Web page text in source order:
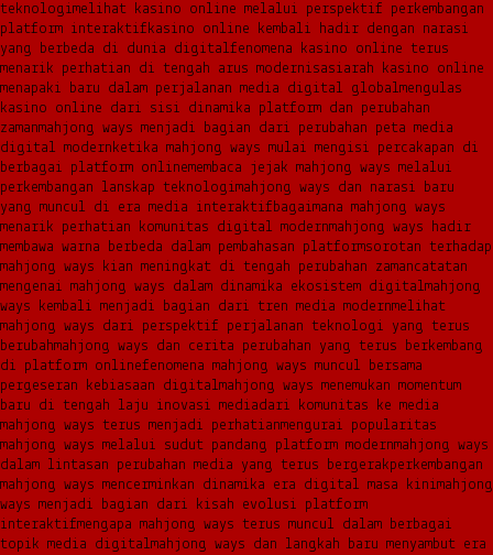
teknologimelihat kasino online melalui perspektif perkembangan
platform interaktifkasino online kembali hadir dengan narasi
yang berbeda di dunia digitalfenomena kasino online terus
menarik perhatian di tengah arus modernisasiarah kasino online
menapaki baru dalam perjalanan media digital globalmengulas
kasino online dari sisi dinamika platform dan perubahan
zamanmahjong ways menjadi bagian dari perubahan peta media
digital modernketika mahjong ways mulai mengisi percakapan di
berbagai platform onlinemembaca jejak mahjong ways melalui
perkembangan lanskap teknologimahjong ways dan narasi baru
yang muncul di era media interaktifbagaimana mahjong ways
menarik perhatian komunitas digital modernmahjong ways hadir
membawa warna berbeda dalam pembahasan platformsorotan terhadap
mahjong ways kian meningkat di tengah perubahan zamancatatan
mengenai mahjong ways dalam dinamika ekosistem digitalmahjong
ways kembali menjadi bagian dari tren media modernmelihat
mahjong ways dari perspektif perjalanan teknologi yang terus
berubahmahjong ways dan cerita perubahan yang terus berkembang
di platform onlinefenomena mahjong ways muncul bersama
pergeseran kebiasaan digitalmahjong ways menemukan momentum
baru di tengah laju inovasi mediadari komunitas ke media
mahjong ways terus menjadi perhatianmengurai popularitas
mahjong ways melalui sudut pandang platform modernmahjong ways
dalam lintasan perubahan media yang terus bergerakperkembangan
mahjong ways mencerminkan dinamika era digital masa kinimahjong
ways menjadi bagian dari kisah evolusi platform
interaktifmengapa mahjong ways terus muncul dalam berbagai
topik media digitalmahjong ways dan langkah baru menyambut era